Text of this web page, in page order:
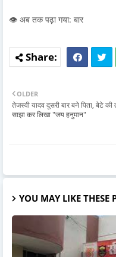
👁️ अब तक पढ़ा गया: बार
OLDER
तेजस्वी यादव दूसरी बार बने पिता, बेटे की
साझा कर लिखा "जय हनुमान"
YOU MAY LIKE THESE